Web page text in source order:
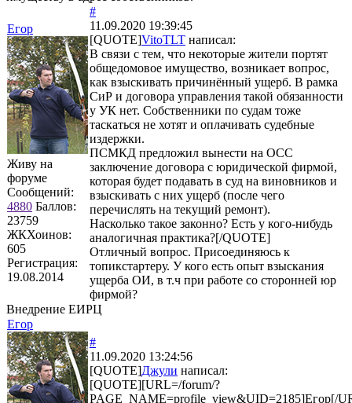
Егор
Живу на
форуме
Сообщений:
4880 Баллов:
23759
ЖКХоинов:
605
Регистрация:
19.08.2014
#
11.09.2020 19:39:45
[QUOTE]VitoTLT написал:
В связи с тем, что некоторые жители портят
общедомовое имущество, возникает вопрос,
как взыскивать причинённый ущерб. В рамка
СиР и договора управления такой обязанности
у УК нет. Собственники по судам тоже
таскаться не хотят и оплачивать судебные
издержки.
ПСМКД предложил вынести на ОСС
заключение договора с юридической фирмой,
которая будет подавать в суд на виновников и
взыскивать с них ущерб (после чего
перечислять на текущий ремонт).
Насколько такое законно? Есть у кого-нибудь
аналогичная практика?[/QUOTE]
Отличный вопрос. Присоединяюсь к
топикстартеру. У кого есть опыт взыскания
ущерба ОИ, в т.ч при работе со сторонней юр
фирмой?
Внедрение ЕИРЦ
Егор
#
11.09.2020 13:24:56
[QUOTE]Джули написал:
[QUOTE][URL=/forum/?
PAGE_NAME=profile_view&UID=2185]Егор[/